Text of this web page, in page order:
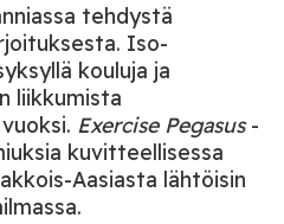
tehdystä
Iso-
kouluja ja
liikkumista
Exercise Pegasus-
kuvitteellisessa
Aasiasta lähtöisin